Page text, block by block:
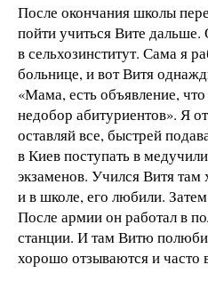
После окончания школы
пойти учиться Вите
в сельхозинститут. Сама я
больнице, и вот Витя
«Мама, есть объявление,
недобор абитуриентов». Я
оставляй все, быстрей
в Киев поступать в
экзаменов. Учился Витя
и в школе, его любили.
После армии он работал в
станции. И там Витю
хорошо отзываются и часто